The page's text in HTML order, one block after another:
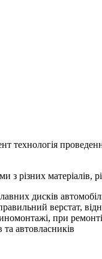
різних матеріалів,
дисків
верстат,
при
автовласників